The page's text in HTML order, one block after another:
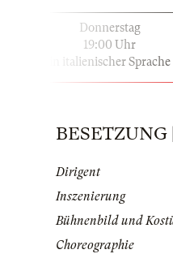
Donnerstag
19:00 Uhr
in italienischer Sprache
BESETZUNG
Dirigent
Inszenierung
Bühnenbild und
Choreographie